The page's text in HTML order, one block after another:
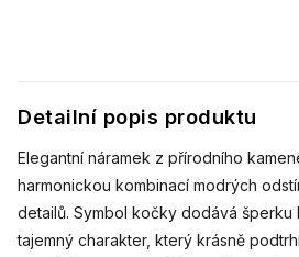
Detailní popis produktu
Elegantní náramek z přírodního
harmonickou kombinací modrých
detailů. Symbol kočky dodává šperku
tajemný charakter, který krásně